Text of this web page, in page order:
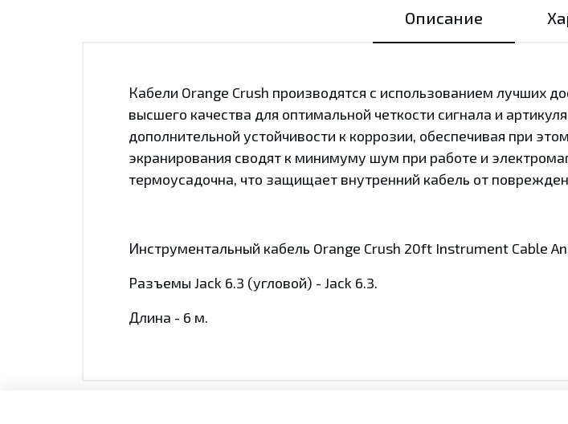
Описание
Кабели Orange Crush производятся с использованием лучших
высшего качества для оптимальной четкости сигнала и
дополнительной устойчивости к коррозии, обеспечивая при
экранирования сводят к минимуму шум при работе и
термоусадочна, что защищает внутренний кабель от
Инструментальный кабель Orange Crush 20ft Instrument Cable
Разъемы Jack 6.3 (угловой) - Jack 6.3.
Длина - 6 м.